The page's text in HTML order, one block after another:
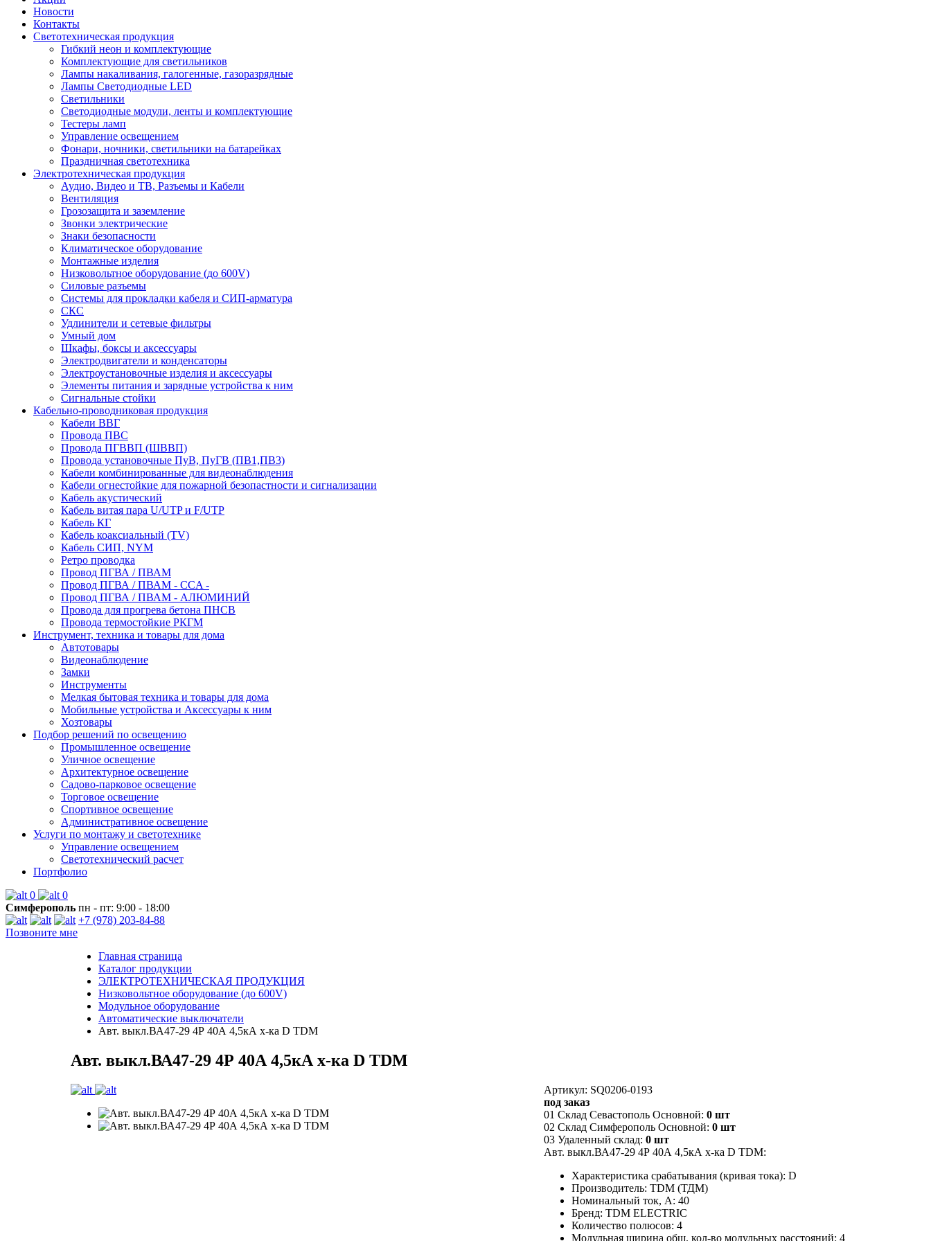
Новости
Контакты
Светотехническая продукция
Гибкий неон и комплектующие
Комплектующие для светильников
Лампы накаливания, галогенные, газоразрядные
Лампы Светодиодные LED
Светильники
Светодиодные модули, ленты и комплектующие
Тестеры ламп
Управление освещением
Фонари, ночники, светильники на батарейках
Праздничная светотехника
Электротехническая продукция
Аудио, Видео и ТВ, Разъемы и Кабели
Вентиляция
Грозозащита и заземление
Звонки электрические
Знаки безопасности
Климатическое оборудование
Монтажные изделия
Низковольтное оборудование (до 600V)
Силовые разъемы
Системы для прокладки кабеля и СИП-арматура
СКС
Удлинители и сетевые фильтры
Умный дом
Шкафы, боксы и аксессуары
Электродвигатели и конденсаторы
Электроустановочные изделия и аксессуары
Элементы питания и зарядные устройства к ним
Сигнальные стойки
Кабельно-проводниковая продукция
Кабели ВВГ
Провода ПВС
Провода ПГВВП (ШВВП)
Провода установочные ПуВ, ПуГВ (ПВ1,ПВ3)
Кабели комбинированные для видеонаблюдения
Кабели огнестойкие для пожарной безопастности и сигнализации
Кабель акустический
Кабель витая пара U/UTP и F/UTP
Кабель КГ
Кабель коаксиальный (TV)
Кабель СИП, NYM
Ретро проводка
Провод ПГВА / ПВАМ
Провод ПГВА / ПВАМ - CCA -
Провод ПГВА / ПВАМ - АЛЮМИНИЙ
Провода для прогрева бетона ПНСВ
Провода термостойкие РКГМ
Инструмент, техника и товары для дома
Автотовары
Видеонаблюдение
Замки
Инструменты
Мелкая бытовая техника и товары для дома
Мобильные устройства и Аксессуары к ним
Хозтовары
Подбор решений по освещению
Промышленное освещение
Уличное освещение
Архитектурное освещение
Садово-парковое освещение
Торговое освещение
Спортивное освещение
Административное освещение
Услуги по монтажу и светотехнике
Управление освещением
Светотехнический расчет
Портфолио
0
0
Симферополь пн - пт: 9:00 - 18:00
+7 (978) 203-84-88
Позвоните мне
Главная страница
Каталог продукции
ЭЛЕКТРОТЕХНИЧЕСКАЯ ПРОДУКЦИЯ
Низковольтное оборудование (до 600V)
Модульное оборудование
Автоматические выключатели
Авт. выкл.ВА47-29 4Р 40А 4,5кА х-ка D TDM
Авт. выкл.ВА47-29 4Р 40А 4,5кА х-ка D TDM
Артикул: SQ0206-0193
под заказ
01 Склад Севастополь Основной: 0 шт
02 Склад Симферополь Основной: 0 шт
03 Удаленный склад: 0 шт
Авт. выкл.ВА47-29 4Р 40А 4,5кА х-ка D TDM:
Характеристика срабатывания (кривая тока): D
Производитель: TDM (ТДМ)
Номинальный ток, А: 40
Бренд: TDM ELECTRIC
Количество полюсов: 4
Модульная ширина общ. кол-во модульных расстояний: 4